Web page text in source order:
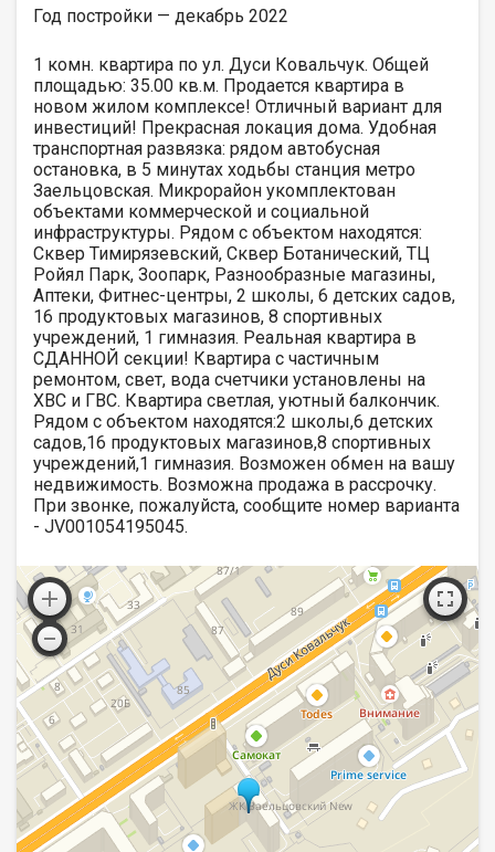
Год постройки — декабрь 2022
1 комн. квартира по ул. Дуси Ковальчук. Общей
площадью: 35.00 кв.м. Продается квартира в
новом жилом комплексе! Отличный вариант для
инвестиций! Прекрасная локация дома. Удобная
транспортная развязка: рядом автобусная
остановка, в 5 минутах ходьбы станция метро
Заельцовская. Микрорайон укомплектован
объектами коммерческой и социальной
инфраструктуры. Рядом с объектом находятся:
Сквер Тимирязевский, Сквер Ботанический, ТЦ
Ройял Парк, Зоопарк, Разнообразные магазины,
Аптеки, Фитнес-центры, 2 школы, 6 детских садов,
16 продуктовых магазинов, 8 спортивных
учреждений, 1 гимназия. Реальная квартира в
СДАННОЙ секции! Квартира с частичным
ремонтом, свет, вода счетчики установлены на
ХВС и ГВС. Квартира светлая, уютный балкончик.
Рядом с объектом находятся:2 школы,6 детских
садов,16 продуктовых магазинов,8 спортивных
учреждений,1 гимназия. Возможен обмен на вашу
недвижимость. Возможна продажа в рассрочку.
При звонке, пожалуйста, сообщите номер варианта
- JV001054195045.